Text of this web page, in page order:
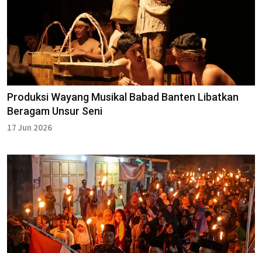
Produksi Wayang Musikal Babad Banten Libatkan
Beragam Unsur Seni
17 Jun 2026